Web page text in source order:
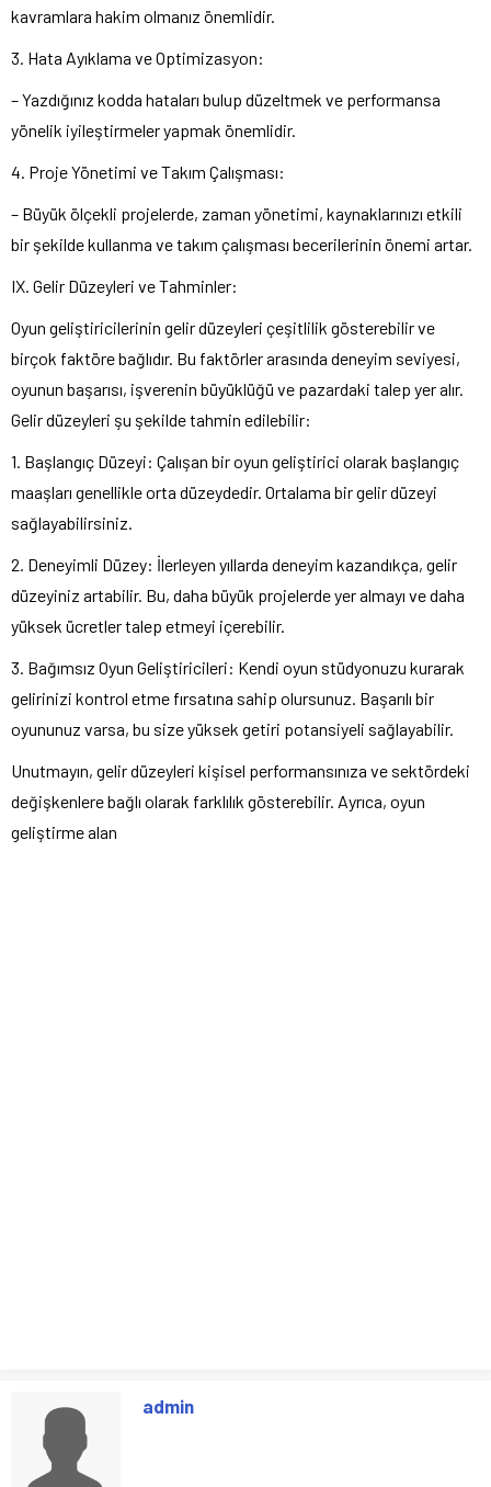
kavramlara hakim olmanız önemlidir.
3. Hata Ayıklama ve Optimizasyon:
– Yazdığınız kodda hataları bulup düzeltmek ve performansa
yönelik iyileştirmeler yapmak önemlidir.
4. Proje Yönetimi ve Takım Çalışması:
– Büyük ölçekli projelerde, zaman yönetimi, kaynaklarınızı etkili
bir şekilde kullanma ve takım çalışması becerilerinin önemi artar.
IX. Gelir Düzeyleri ve Tahminler:
Oyun geliştiricilerinin gelir düzeyleri çeşitlilik gösterebilir ve
birçok faktöre bağlıdır. Bu faktörler arasında deneyim seviyesi,
oyunun başarısı, işverenin büyüklüğü ve pazardaki talep yer alır.
Gelir düzeyleri şu şekilde tahmin edilebilir:
1. Başlangıç Düzeyi: Çalışan bir oyun geliştirici olarak başlangıç
maaşları genellikle orta düzeydedir. Ortalama bir gelir düzeyi
sağlayabilirsiniz.
2. Deneyimli Düzey: İlerleyen yıllarda deneyim kazandıkça, gelir
düzeyiniz artabilir. Bu, daha büyük projelerde yer almayı ve daha
yüksek ücretler talep etmeyi içerebilir.
3. Bağımsız Oyun Geliştiricileri: Kendi oyun stüdyonuzu kurarak
gelirinizi kontrol etme fırsatına sahip olursunuz. Başarılı bir
oyununuz varsa, bu size yüksek getiri potansiyeli sağlayabilir.
Unutmayın, gelir düzeyleri kişisel performansınıza ve sektördeki
değişkenlere bağlı olarak farklılık gösterebilir. Ayrıca, oyun
geliştirme alan
admin